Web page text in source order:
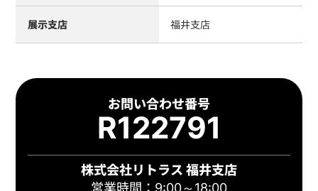
展示支店 福井支店
お問い合わせ番号
R122791
株式会社リトラス 福井支店
営業時間：9:00～18:00